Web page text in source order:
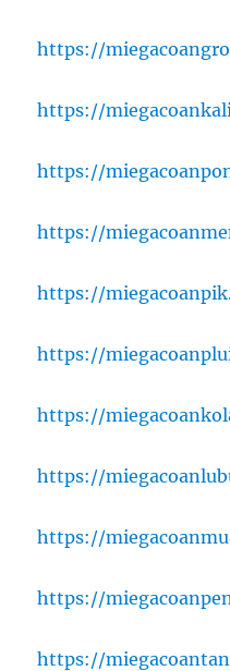
https://
https://
https://
https://
https://
https://
https://
https://
https://
https://
https://